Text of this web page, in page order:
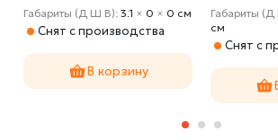
Габариты (Д Ш В): 3.1 × 0 × 0 cм
Снят с производства
В корзину
Габариты
cм
Снят с